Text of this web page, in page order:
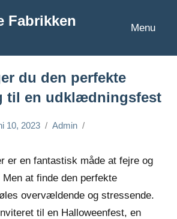
Fabrikken Menu
du den perfekte
til en udklædningsfest
10, 2023 Admin
er en fantastisk måde at fejre og
at finde den perfekte
overvældende og stressende.
til en Halloweenfest, en